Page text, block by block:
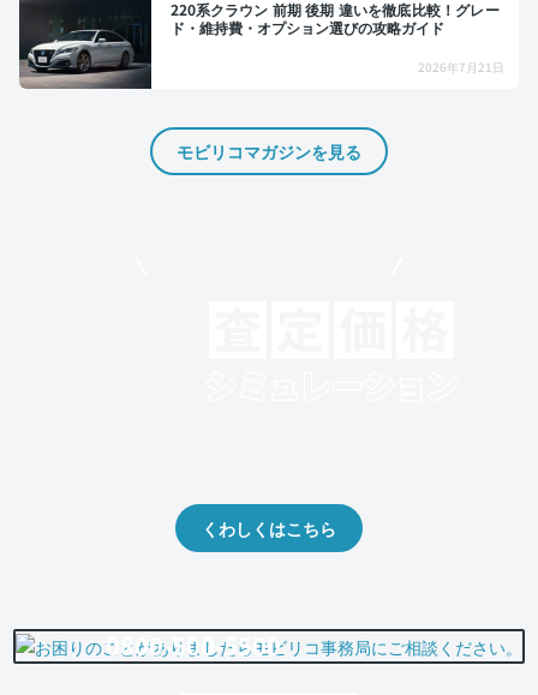
220系クラウン 前期 後期 違いを徹底比較！グレー
ド・維持費・オプション選びの攻略ガイド
2026年7月21日
モビリコマガジンを見る
くわしくはこちら
0800-500-5500